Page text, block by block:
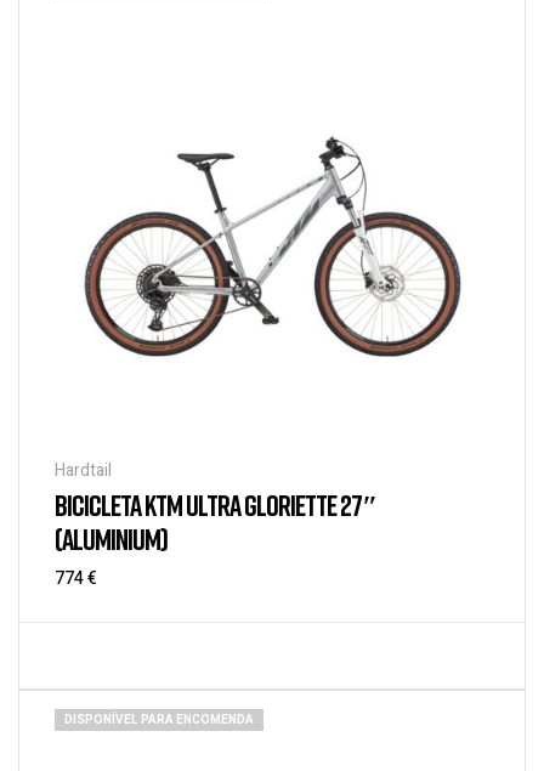
Hardtail
BICICLETA KTM ULTRA GLORIETTE 27″
(ALUMINIUM)
774€
DISPONÍVEL PARA ENCOMENDA